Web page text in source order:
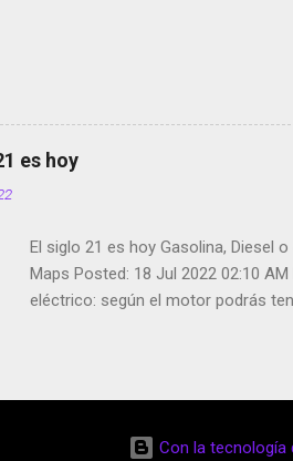
es hoy
El siglo 21 es hoy Gasolina, Diesel
Maps Posted: 18 Jul 2022 02:10
eléctrico: según el motor podrás
de esos sentidos es lo que hacen
Google Maps con lo que
indicaciones p...
Con la tecnología